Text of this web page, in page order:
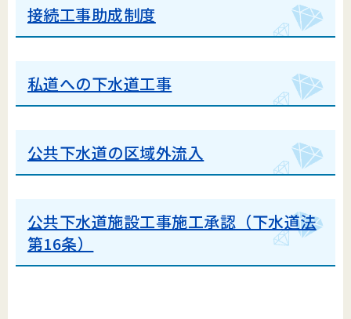
接続工事助成制度
私道への下水道工事
公共下水道の区域外流入
公共下水道施設工事施工承認（下水道法
第16条）